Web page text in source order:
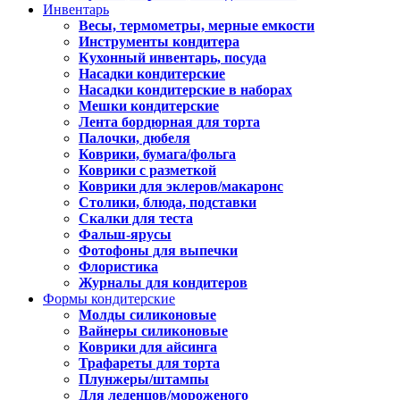
Инвентарь
Весы, термометры, мерные емкости
Инструменты кондитера
Кухонный инвентарь, посуда
Насадки кондитерские
Насадки кондитерские в наборах
Мешки кондитерские
Лента бордюрная для торта
Палочки, дюбеля
Коврики, бумага/фольга
Коврики с разметкой
Коврики для эклеров/макаронс
Столики, блюда, подставки
Скалки для теста
Фальш-ярусы
Фотофоны для выпечки
Флористика
Журналы для кондитеров
Формы кондитерские
Молды силиконовые
Вайнеры силиконовые
Коврики для айсинга
Трафареты для торта
Плунжеры/штампы
Для леденцов/мороженого